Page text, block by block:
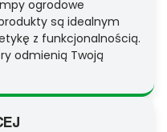
ogrodowe
są idealnym
z funkcjonalnością.
odmienią Twoją